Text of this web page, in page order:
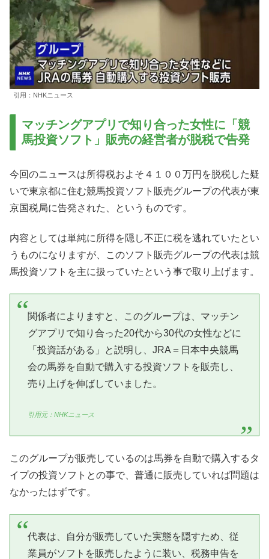
引用：NHKニュース
マッチングアプリで知り合った女性に「競
馬投資ソフト」販売の経営者が脱税で告発
今回のニュースは所得税およそ４１００万円を脱税した疑
いで東京都に住む競馬投資ソフト販売グループの代表が東
京国税局に告発された、というものです。
内容としては単純に所得を隠し不正に税を逃れていたとい
うものになりますが、このソフト販売グループの代表は競
馬投資ソフトを主に扱っていたという事で取り上げます。
関係者によりますと、このグループは、マッチン
グアプリで知り合った20代から30代の女性などに
「投資話がある」と説明し、JRA＝日本中央競馬
会の馬券を自動で購入する投資ソフトを販売し、
売り上げを伸ばしていました。
引用元：NHKニュース
このグループが販売しているのは馬券を自動で購入するタ
イプの投資ソフトとの事で、普通に販売していれば問題は
なかったはずです。
代表は、自分が販売していた実態を隠すため、従
業員がソフトを販売したように装い、税務申告を